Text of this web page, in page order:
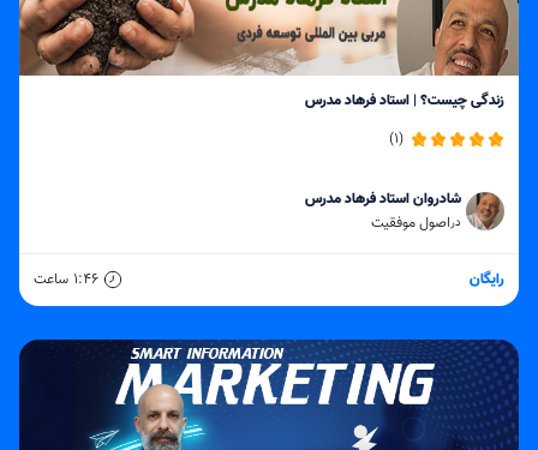
زندگی چیست؟ | استاد فرهاد مدرس
(1)
شادروان استاد فرهاد مدرس
در اصول موفقیت
رایگان 1:46 ساعت